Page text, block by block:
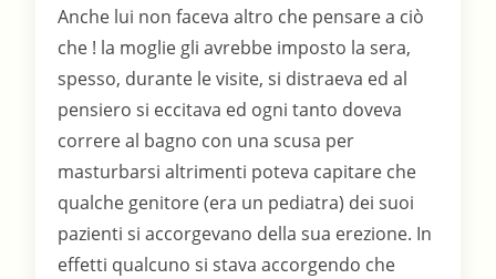
Anche lui non faceva altro che pensare a ciò
che ! la moglie gli avrebbe imposto la sera,
spesso, durante le visite, si distraeva ed al
pensiero si eccitava ed ogni tanto doveva
correre al bagno con una scusa per
masturbarsi altrimenti poteva capitare che
qualche genitore (era un pediatra) dei suoi
pazienti si accorgevano della sua erezione. In
effetti qualcuno si stava accorgendo che